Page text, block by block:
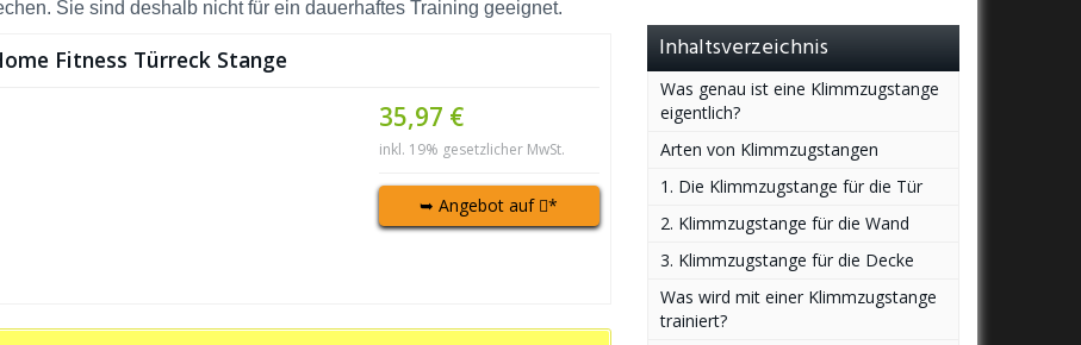
Sie sind deshalb nicht für ein dauerhaftes Training geeignet.
Fitness Türreck Stange
35,97 €
inkl. 19% gesetzlicher MwSt.
➥ Angebot auf *
Inhaltsverzeichnis
Was genau ist eine Klimmzugstange
eigentlich?
Arten von Klimmzugstangen
1. Die Klimmzugstange für die Tür
2. Klimmzugstange für die Wand
3. Klimmzugstange für die Decke
Was wird mit einer Klimmzugstange
trainiert?